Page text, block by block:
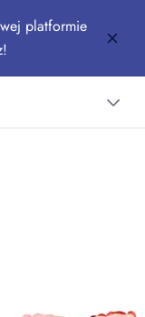
platformie